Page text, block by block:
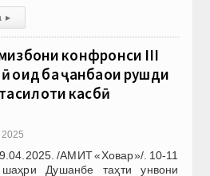
▸
конфронси III
оид ба ҷанбаҳои рушди
касбӣ
2025
/АМИТ «Ховар»/. 10-11
Душанбе таҳти унвони